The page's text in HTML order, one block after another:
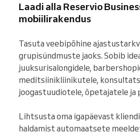
Laadi alla Reservio
mobiilirakendus
Tasuta veebipõhine
grupisündmuste jaoks. Sobib
juuksurisalongidele,
meditsiinikliinikutele,
joogastuudiotele, õpetajatele ja
Lihtsusta oma igapäevast
haldamist automaatsete